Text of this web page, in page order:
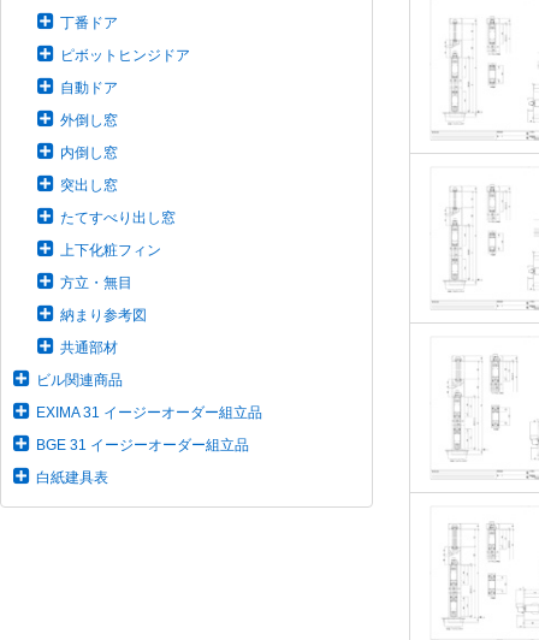
丁番ドア
ピボットヒンジドア
自動ドア
外倒し窓
内倒し窓
突出し窓
たてすべり出し窓
上下化粧フィン
方立・無目
納まり参考図
共通部材
ビル関連商品
EXIMA 31 イージーオーダー組立品
BGE 31 イージーオーダー組立品
白紙建具表